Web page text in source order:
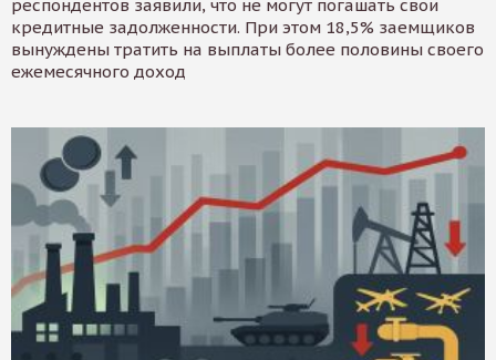
респондентов заявили, что не могут погашать свои
кредитные задолженности. При этом 18,5% заемщиков
вынуждены тратить на выплаты более половины своего
ежемесячного доход